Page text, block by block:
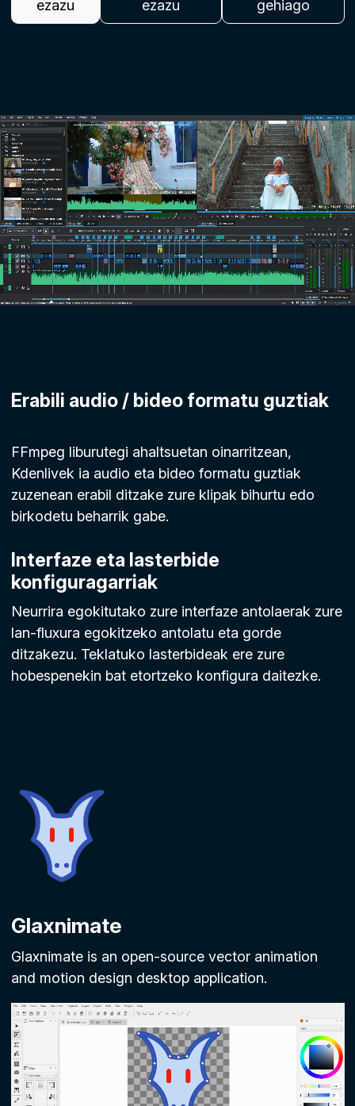
ezazu
ezazu
gehiago
Erabili audio / bideo formatu guztiak
FFmpeg liburutegi ahaltsuetan oinarritzean,
Kdenlivek ia audio eta bideo formatu guztiak
zuzenean erabil ditzake zure klipak bihurtu edo
birkodetu beharrik gabe.
Interfaze eta lasterbide
konfiguragarriak
Neurrira egokitutako zure interfaze antolaerak zure
lan-fluxura egokitzeko antolatu eta gorde
ditzakezu. Teklatuko lasterbideak ere zure
hobespenekin bat etortzeko konfigura daitezke.
Glaxnimate
Glaxnimate is an open-source vector animation
and motion design desktop application.